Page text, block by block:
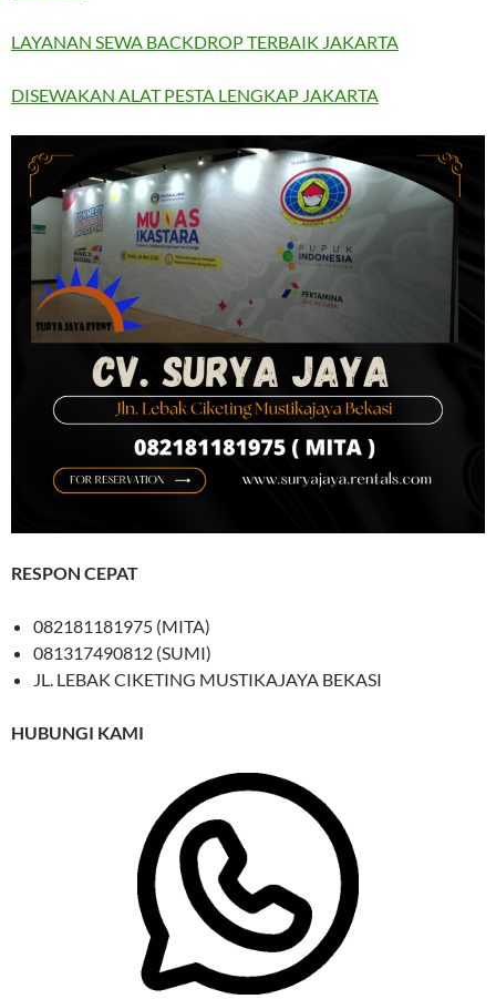
LAYANAN SEWA BACKDROP TERBAIK JAKARTA
DISEWAKAN ALAT PESTA LENGKAP JAKARTA
RESPON CEPAT
082181181975 (MITA)
081317490812 (SUMI)
JL. LEBAK CIKETING MUSTIKAJAYA BEKASI
HUBUNGI KAMI